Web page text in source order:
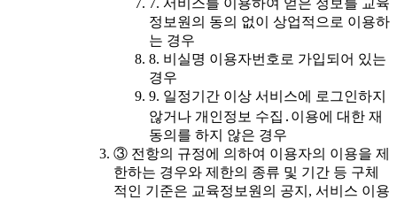
7. 서비스를 이용하여 얻은 정보를 교육
정보원의 동의 없이 상업적으로 이용하
는 경우
8. 비실명 이용자번호로 가입되어 있는
경우
9. 일정기간 이상 서비스에 로그인하지
않거나 개인정보 수집․이용에 대한 재
동의를 하지 않은 경우
③ 전항의 규정에 의하여 이용자의 이용을 제
한하는 경우와 제한의 종류 및 기간 등 구체
적인 기준은 교육정보원의 공지, 서비스 이용